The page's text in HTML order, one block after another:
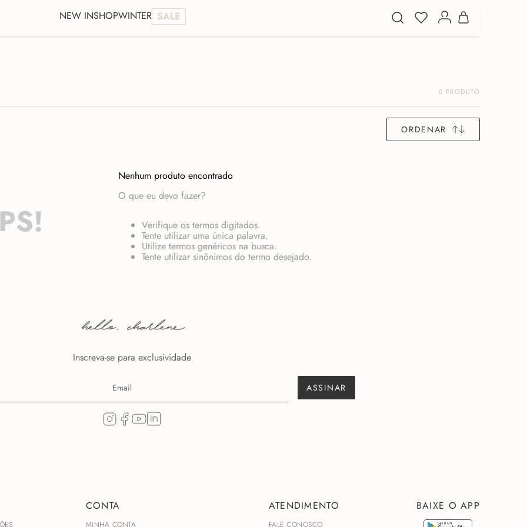
NEW INSHOPWINTER SALE
0 PRODUTO
ORDENAR
Nenhum produto encontrado
O que eu devo fazer?
Verifique os termos digitados.
Tente utilizar uma única palavra.
Utilize termos genéricos na busca.
Tente utilizar sinônimos do termo desejado.
Inscreva-se para exclusividade
ASSINAR
CONTA
MINHA CONTA
ATENDIMENTO
FALE CONOSCO
BAIXE O APP